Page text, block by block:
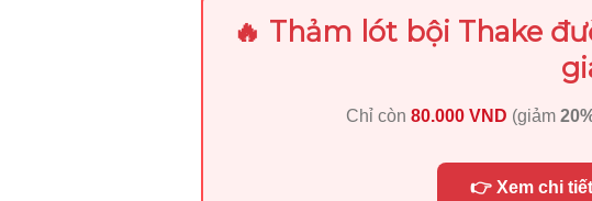
🔥 Thảm lót bội Thake
Chỉ còn 80.000 VND (giảm
👉 Xem chi